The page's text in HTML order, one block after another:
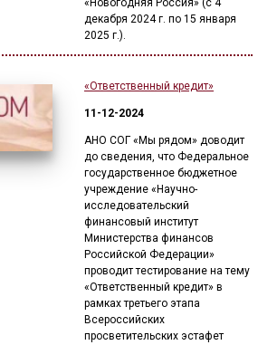
«Новогодняя Россия» (с 4
декабря 2024 г. по 15 января
2025 г.).
«Ответственный кредит»
11-12-2024
АНО СОГ «Мы рядом» доводит
до сведения, что Федеральное
государственное бюджетное
учреждение «Научно-
исследовательский
финансовый институт
Министерства финансов
Российской Федерации»
проводит тестирование на тему
«Ответственный кредит» в
рамках третьего этапа
Всероссийских
просветительских эстафет